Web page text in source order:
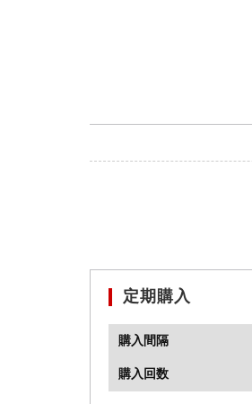
定期購入
購入間隔
購入回数